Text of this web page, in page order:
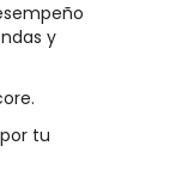
y
tu